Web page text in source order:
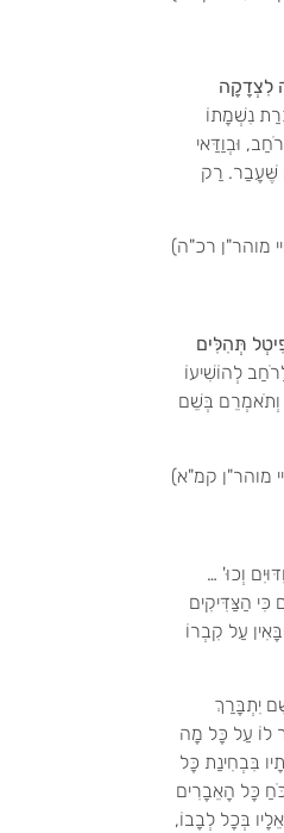
לִצְדָקָה
נִשְׁמָתוֹ
וּבְוַדַּאי
שֶּׁעָבַר. רַק
מוהר"ן רכ"ה)
תְּהִלִּים
לְהוֹשִׁיעוֹ
וְתֹאמְרֵם בְּשֵׁם
מוהר"ן קמ"א)
וְכוּ' …
כִּי הַצַּדִּיקִים
עַל קִבְרוֹ
יִתְבָּרַךְ
לוֹ עַל כָּל מָה
בִּבְחִינַת כָּל
כֹּחַ כָּל הָאֵבָרִים
בְּכָל לְבָבוֹ,